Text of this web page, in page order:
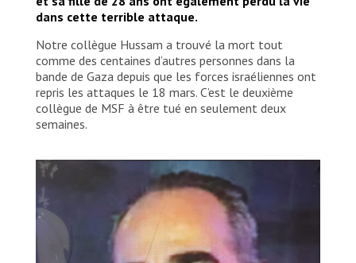
dans cette terrible attaque.
Notre collègue Hussam a trouvé la mort tout
comme des centaines d’autres personnes dans la
bande de Gaza depuis que les forces israéliennes ont
repris les attaques le 18 mars. C’est le deuxième
collègue de MSF à être tué en seulement deux
semaines.